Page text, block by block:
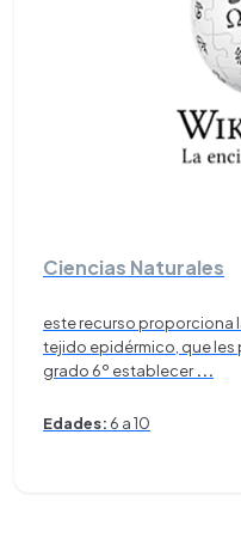
Ciencias Naturales
este recurso proporciona
tejido epidérmico, que les
grado 6º establecer...
Edades: 6 a 10